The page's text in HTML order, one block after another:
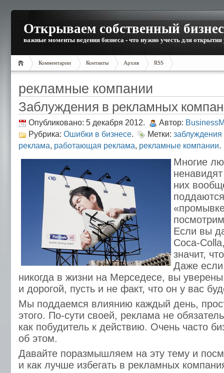
Открываем собственный бизнес
важные моменты ведения бизнеса - что нужно учесть для открытия
Комментарии Контакты Архив RSS
рекламные компании
Заблуждения в рекламных
Опубликовано: 5 декабря 2012. Автор:
Рубрика: Ошибки в бизнесе. Метки:
реклама, работающая реклама, рекламные компании.
Многие
них
Если вы
Coca-
значит,
Даже
никогда в жизни на Мерседесе, вы
и дорогой, пусть и не факт, что он у вас
Мы поддаемся влиянию каждый день,
этого. По-сути своей, реклама не
как побудитель к действию. Очень часто
об этом.
Давайте поразмышляем на эту тему и
и как лучше избегать в рекламных